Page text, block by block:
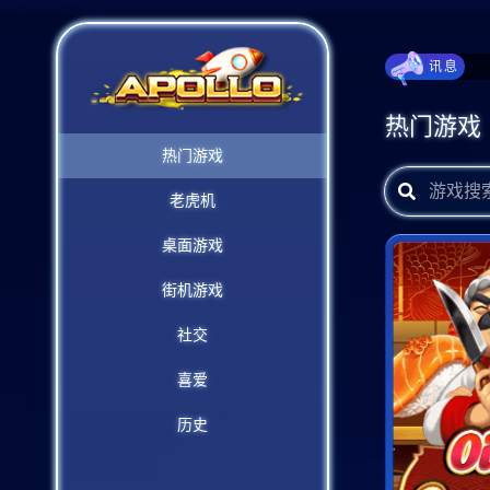
热门游戏
老虎机
桌面游戏
街机游戏
社交
喜爱
历史
讯息
热门游戏